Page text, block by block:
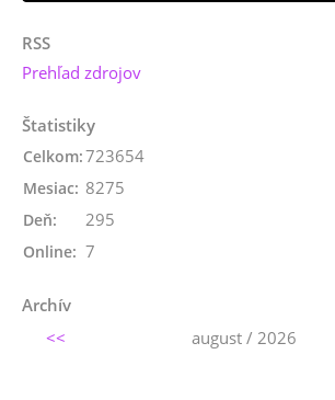
RSS
Prehľad zdrojov
Štatistiky
Online: 7
Celkom:723654
Mesiac: 8275
Deň: 295
Archív
<<
august / 2026